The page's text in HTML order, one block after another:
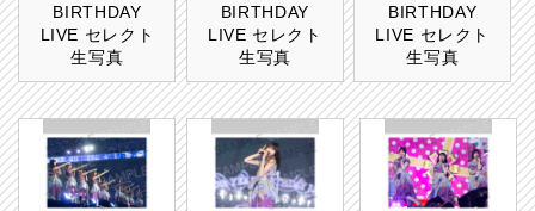
BIRTHDAY
LIVE セレクト
生写真
BIRTHDAY
LIVE セレクト
生写真
BIRTHDAY
LIVE セレクト
生写真